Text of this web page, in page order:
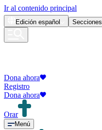
Ir al contenido principal
Edición español Secciones
Dona ahora
Registro
Dona ahora
Orar
Menú